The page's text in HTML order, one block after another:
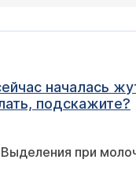
началась
подскажите?
при